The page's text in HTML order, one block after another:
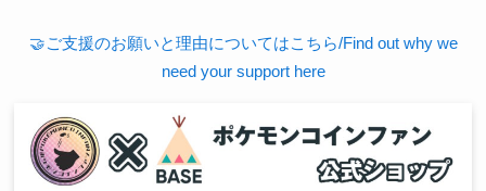
🤝ご支援のお願いと理由についてはこちら/Find out why we
need your support here